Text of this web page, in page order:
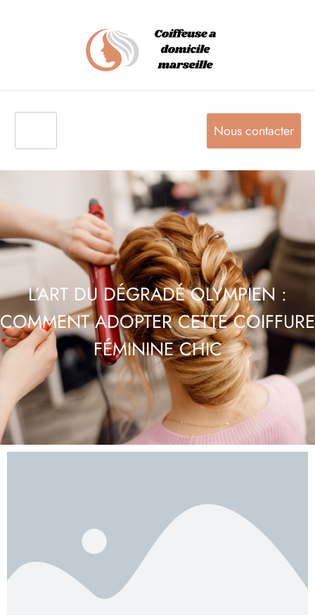
Nous contacter
L’ART DU DÉGRADÉ OLYMPIEN :
COMMENT ADOPTER CETTE COIFFURE
FÉMININE CHIC